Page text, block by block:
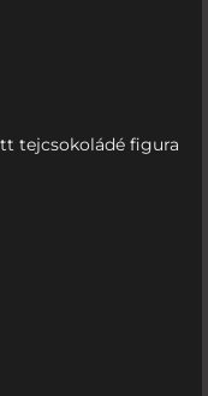
tejcsokoládé figura